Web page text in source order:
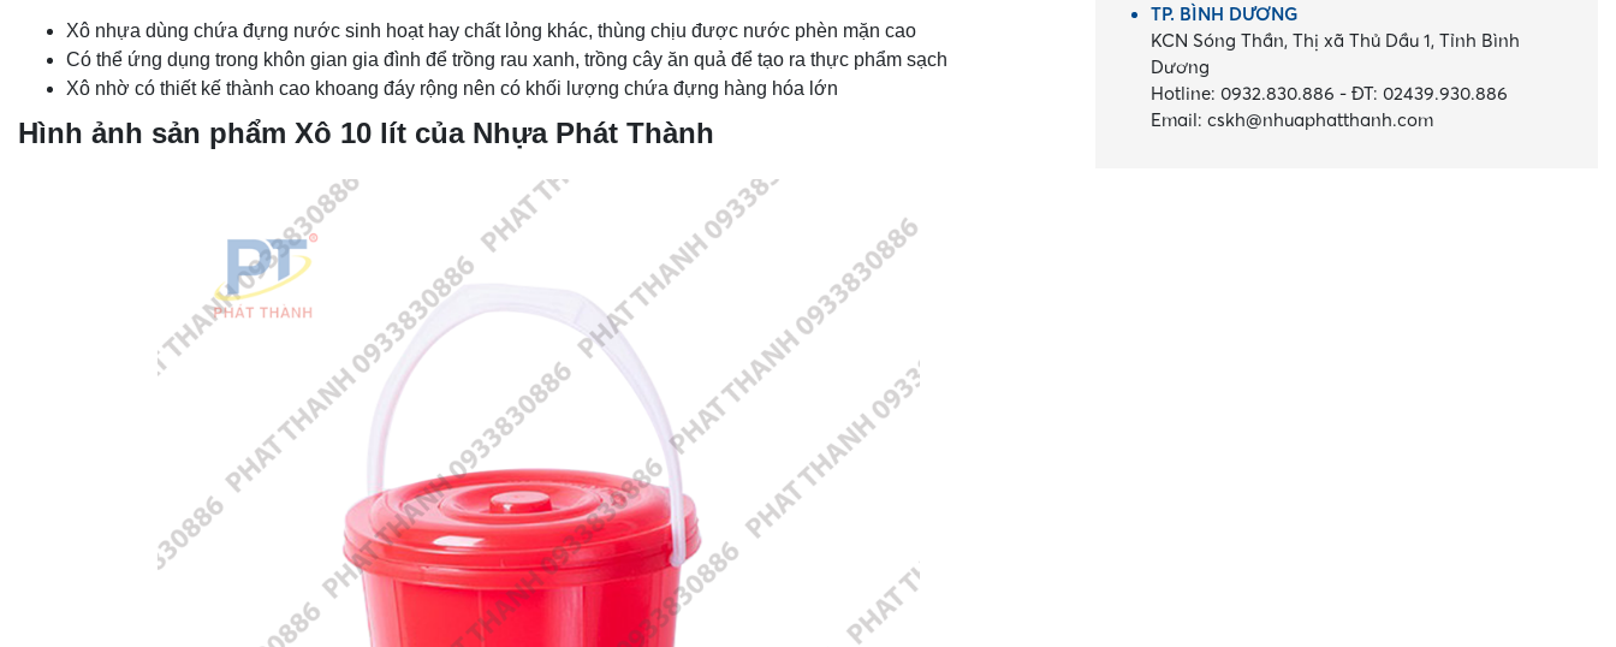
Xô nhựa dùng chứa đựng nước sinh hoạt hay chất lỏng khác, thùng chịu được nước phèn mặn cao
Có thể ứng dụng trong khôn gian gia đình để trồng rau xanh, trồng cây ăn quả để tạo ra thực phẩm sạch
Xô nhờ có thiết kế thành cao khoang đáy rộng nên có khối lượng chứa đựng hàng hóa lớn
Hình ảnh sản phẩm Xô 10 lít của Nhựa Phát Thành
TP. BÌNH DƯƠNG
KCN Sóng Thần, Thị xã Thủ Dầu 1, Tỉnh Bình
Dương
Hotline: 0932.830.886 -ĐT: 02439.930.886
Email:cskh@nhuaphatthanh.com